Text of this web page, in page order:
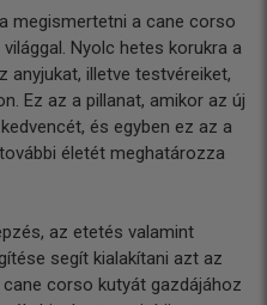
megismertetni a cane corso
Nyolc hetes korukra a
anyjukat, illetve testvéreiket,
Ez az a pillanat, amikor az új
és egyben ez az a
életét meghatározza
az etetés valamint
segít kialakítani azt az
corso kutyát gazdájához